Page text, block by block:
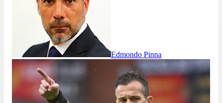
Edmondo Pinna